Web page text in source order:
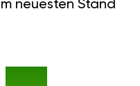
neuesten Stand